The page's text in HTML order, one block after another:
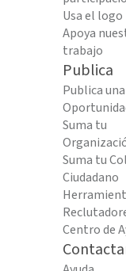
Usa el logo
Apoya
trabajo
Publica
Publica una
Suma tu
Suma tu
Ciudadano
Centro de